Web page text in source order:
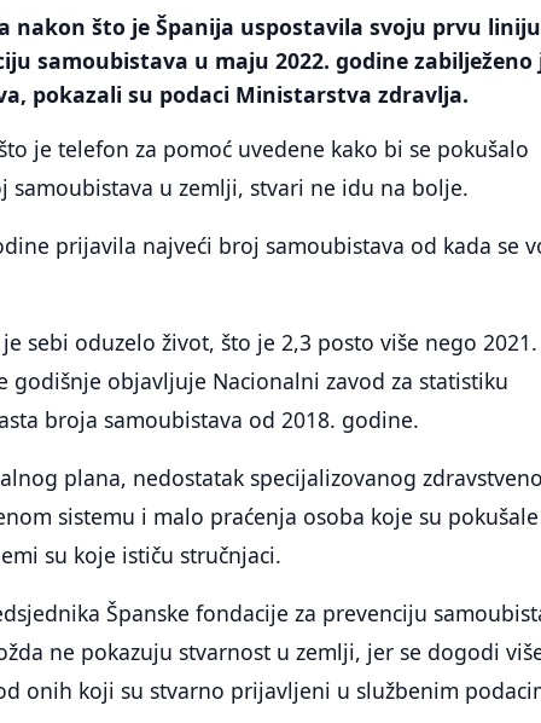
nakon što je Španija uspostavila svoju prvu
samoubistava u maju 2022. godine zabilježeno
pokazali su podaci Ministarstva zdravlja.
je telefon za pomoć uvedene kako bi se pokušalo
samoubistava u zemlji, stvari ne idu na bolje.
prijavila najveći broj samoubistava od kada se
sebi oduzelo život, što je 2,3 posto više nego 2021.
godišnje objavljuje Nacionalni zavod za statistiku
broja samoubistava od 2018. godine.
plana, nedostatak specijalizovanog
sistemu i malo praćenja osoba koje su pokušale
su koje ističu stručnjaci.
Španske fondacije za prevenciju
ne pokazuju stvarnost u zemlji, jer se dogodi
onih koji su stvarno prijavljeni u službenim